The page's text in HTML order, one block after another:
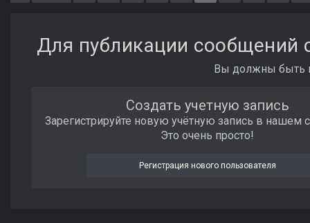
Для публикации сообщений
Вы должны быть
Создать учетную запись
Зарегистрируйте новую учётную запись в нашем
Это очень просто!
Регистрация нового пользователя